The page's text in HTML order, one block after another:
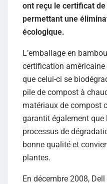
ont reçu le certificat de
permettant une
écologique.
L’emballage en
certification
que celui-ci se
pile de compost à
matériaux de compost
garantit également
processus de
bonne qualité et
plantes.
En décembre 2008,